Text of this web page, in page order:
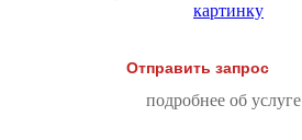
картинку
Отправить запрос
подробнее об услуге